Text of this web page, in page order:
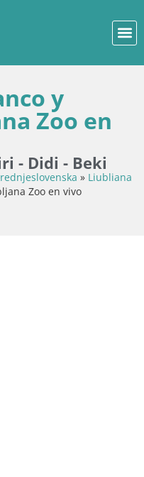
y
Zoo en
- Didi - Beki
» Liubliana
Zoo en vivo